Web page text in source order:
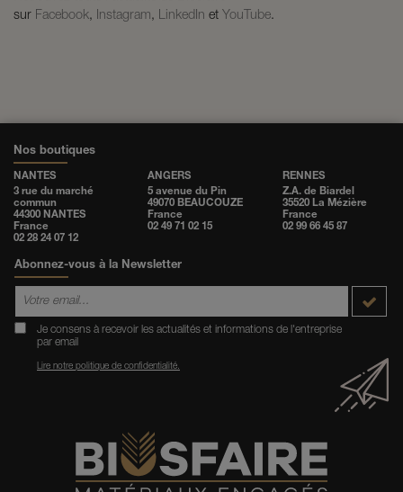
sur Facebook, Instagram, LinkedIn et YouTube.
Nos boutiques
NANTES
3 rue du marché
commun
44300 NANTES
France
02 28 24 07 12
ANGERS
5 avenue du Pin
49070 BEAUCOUZE
France
02 49 71 02 15
RENNES
Z.A. de Biardel
35520 La Mézière
France
02 99 66 45 87
Abonnez-vous à la Newsletter
Je consens à recevoir les actualités et informations de l'entreprise
par email
Lire notre politique de confidentialité.